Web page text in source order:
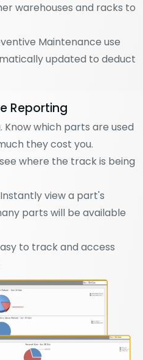
warehouses and racks to
Maintenance use
updated to deduct
Reporting
which parts are used
they cost you.
where the track is being
view a part's
parts will be available
to track and access